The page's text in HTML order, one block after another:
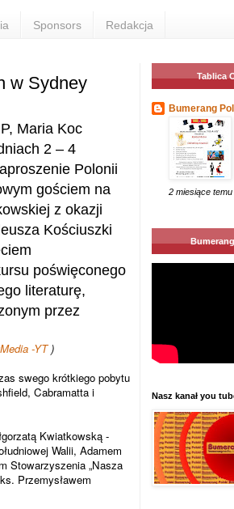
Sponsors Redakcja
w Sydney
Maria Koc
2 – 4
Polonii
gościem na
z okazji
Kościuszki
poświȩconego
literaturȩ,
przez
-YT)
swego krótkiego pobytu
Cabramatta i
Kwiatkowską -
Walii, Adamem
Stowarzyszenia „Nasza
Przemysławem
Tablica
Bumerang
2 miesiące temu
Nasz kanał you